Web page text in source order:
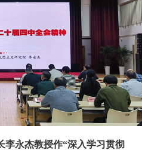
李永杰教授作“深入学习贯彻